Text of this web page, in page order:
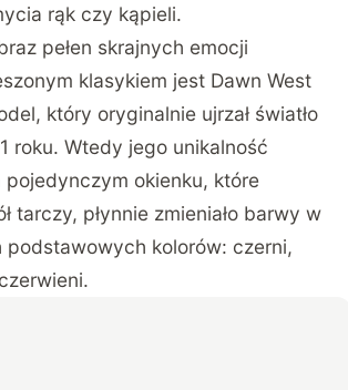
rąk czy kąpieli.
pełen skrajnych emocji
klasykiem jest Dawn West
który oryginalnie ujrzał światło
roku. Wtedy jego unikalność
pojedynczym okienku, które
tarczy, płynnie zmieniało barwy w
podstawowych kolorów: czerni,